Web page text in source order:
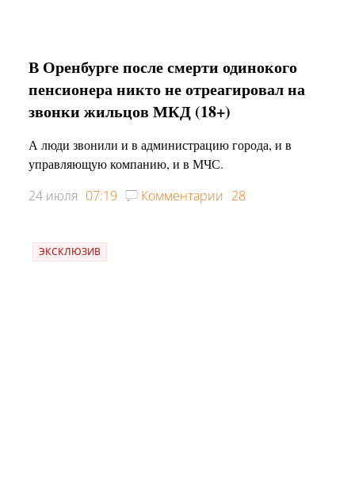
В Оренбурге после смерти одинокого
пенсионера никто не отреагировал на
звонки жильцов МКД (18+)
А люди звонили и в администрацию города, и в
управляющую компанию, и в МЧС.
24 июля 07:19 Комментарии 28
ЭКСКЛЮЗИВ